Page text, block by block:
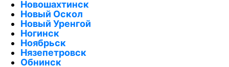
Новошахтинск
Новый Оскол
Новый Уренгой
Ногинск
Ноябрьск
Нязепетровск
Обнинск